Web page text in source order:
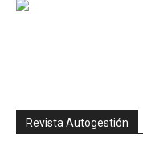
Revista Autogestión